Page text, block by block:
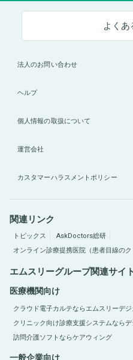
よくあ
法人のお問い合わせ
ヘルプ
個人情報の取扱について
運営会社
カスタマーハラスメントポリシー
関連リンク
トピックス
AskDoctors総研
オンライン診療提携医院（患者目線のク
エムスリーグループ関連サイ
医療機関向け
クラウド電子カルテならエムスリーデ
クリニック向け診療支援システムなら
訪問介護ソフトならケアウィング
一般企業向け